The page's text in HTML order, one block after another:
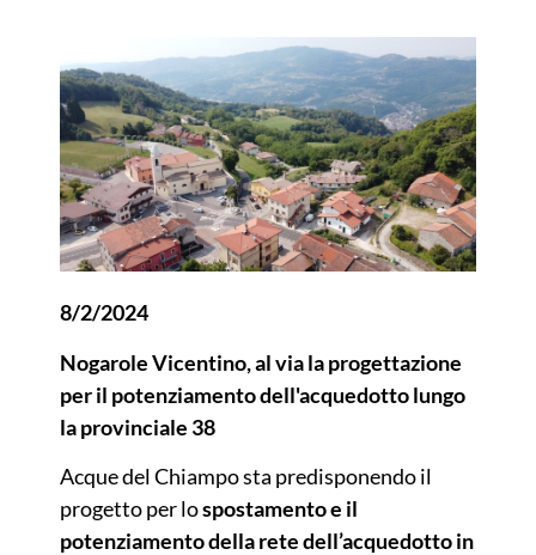
8/2/2024
Nogarole Vicentino, al via la progettazione
per il potenziamento dell'acquedotto lungo
la provinciale 38
Acque del Chiampo sta predisponendo il
progetto per lospostamento e il
potenziamento della rete dell’acquedotto in